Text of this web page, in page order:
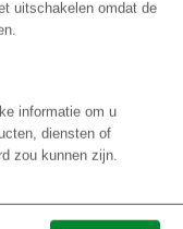
uitschakelen omdat de
informatie om u
diensten of
zou kunnen zijn.